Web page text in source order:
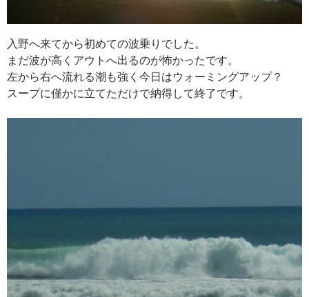
入野へ来てから初めての波乗りでした。
まだ波が高くアウトへ出るのが怖かったです。
左から右へ流れる潮も強く今日はウォーミングアップ？
スープに僅かに立てただけで納得して終了です。